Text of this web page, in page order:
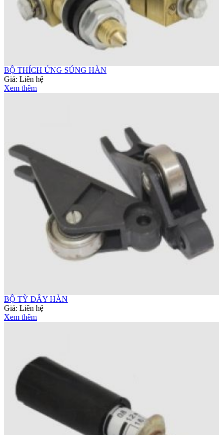
BỘ THÍCH ỨNG SÚNG HÀN
Giá: Liên hệ
Xem thêm
BỘ TỲ DÂY HÀN
Giá: Liên hệ
Xem thêm